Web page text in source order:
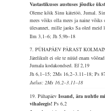
Vastastikuses austuses jõudke
Oleme kõik Sinu kätetöö, Jumal.
mees võiks olla mees ja naine võiks
ülesannet, mille jaoks Sa oled meid
Ilm 3,1–6; Jh 5,9b–18
7. PÜHAPÄEV PÄRAST
Järelikult ei ole te nüüd enam
Jumala kodakondsed.Ef 2,19
Jh 6,1–15; 2Ms 16,2–3.11–18; Ps
Jutlus: 2Ms 16,2–3.11–18
19. PühapäevIssand, ära nuhtle
vihaleegis!Ps 6,2